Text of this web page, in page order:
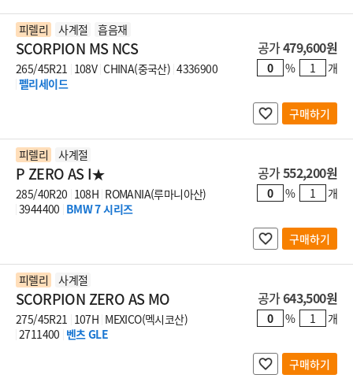
피렐리 사계절 흡음재
SCORPION MS NCS
265/45R21 108V CHINA(중국산) 4336900
펠리세이드
공가479,600원
% 개
구매하기
피렐리 사계절
P ZERO AS I★
285/40R20 108H ROMANIA(루마니아산)
3944400 BMW 7 시리즈
공가552,200원
% 개
구매하기
피렐리 사계절
SCORPION ZERO AS MO
275/45R21 107H MEXICO(멕시코산)
2711400 벤츠 GLE
공가643,500원
% 개
구매하기